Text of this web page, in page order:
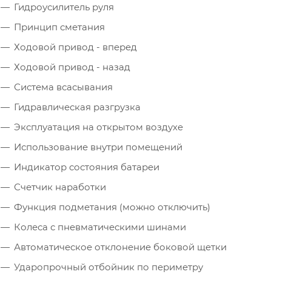
Гидроусилитель руля
Принцип сметания
Ходовой привод - вперед
Ходовой привод - назад
Система всасывания
Гидравлическая разгрузка
Эксплуатация на открытом воздухе
Использование внутри помещений
Индикатор состояния батареи
Счетчик наработки
Функция подметания (можно отключить)
Колеса с пневматическими шинами
Автоматическое отклонение боковой щетки
Ударопрочный отбойник по периметру